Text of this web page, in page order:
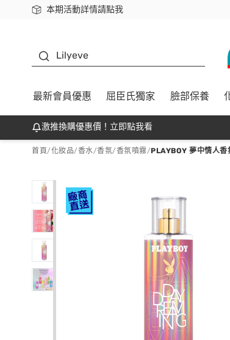
本期活動詳情請點我
下載app最高回饋$350
Lilyeve
最新會員優惠 屈臣氏獨家 臉部保養
激推換購優惠價！立即點我看
首頁/化妝品/香水/香氛/香氛噴霧/PLAYBOY 夢中情人